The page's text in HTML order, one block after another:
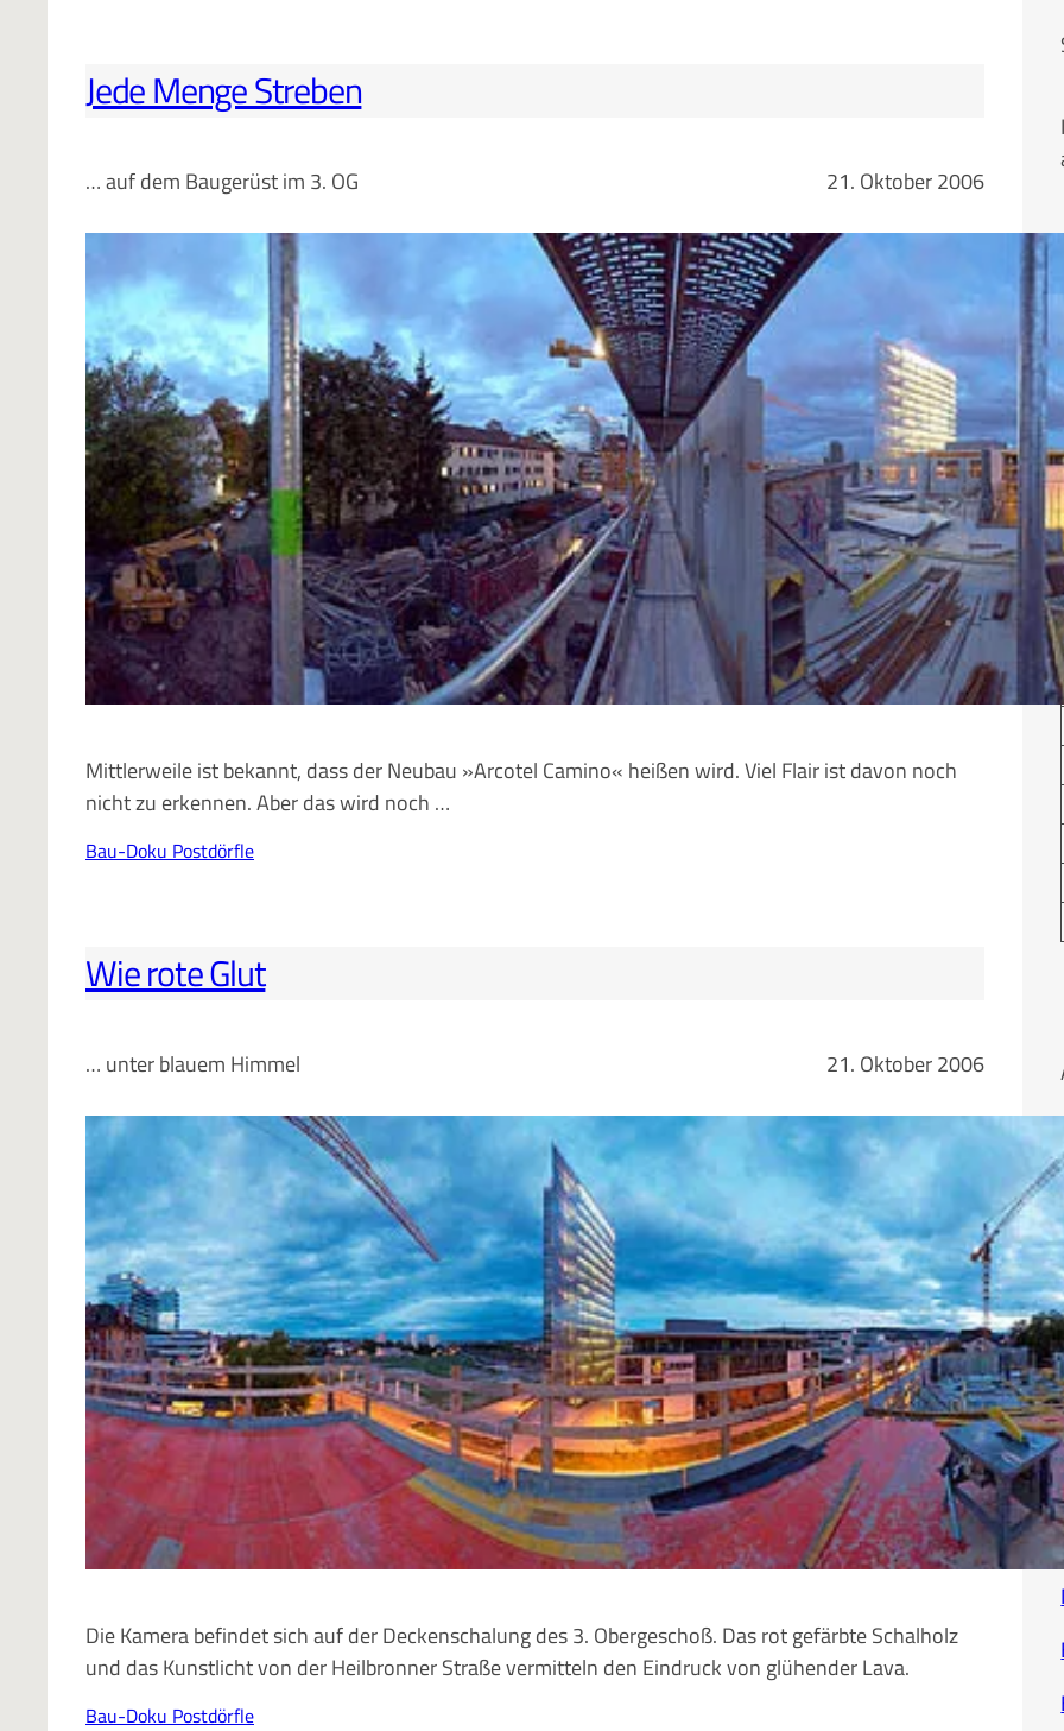
Jede Menge Streben
… auf dem Baugerüst im 3. OG 21. Oktober 2006
Mittlerweile ist bekannt, dass der Neubau »Arcotel Camino« heißen wird. Viel Flair ist davon noch
nicht zu erkennen. Aber das wird noch …
Bau-Doku Postdörfle
Wie rote Glut
… unter blauem Himmel 21. Oktober 2006
Die Kamera befindet sich auf der Deckenschalung des 3. Obergeschoß. Das rot gefärbte Schalholz
und das Kunstlicht von der Heilbronner Straße vermitteln den Eindruck von glühender Lava.
Bau-Doku Postdörfle